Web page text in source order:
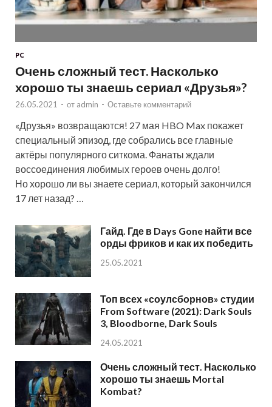
PC
Очень сложный тест. Насколько
хорошо ты знаешь сериал «Друзья»?
26.05.2021 - от admin - Оставьте комментарий
«Друзья» возвращаются! 27 мая HBO Max покажет
специальный эпизод, где собрались все главные
актёры популярного ситкома. Фанаты ждали
воссоединения любимых героев очень долго!
Но хорошо ли вы знаете сериал, который закончился
17 лет назад? …
Гайд. Где в Days Gone найти все
орды фриков и как их победить
25.05.2021
Топ всех «соулсборнов» студии
From Software (2021): Dark Souls
3, Bloodborne, Dark Souls
24.05.2021
Очень сложный тест. Насколько
хорошо ты знаешь Mortal
Kombat?